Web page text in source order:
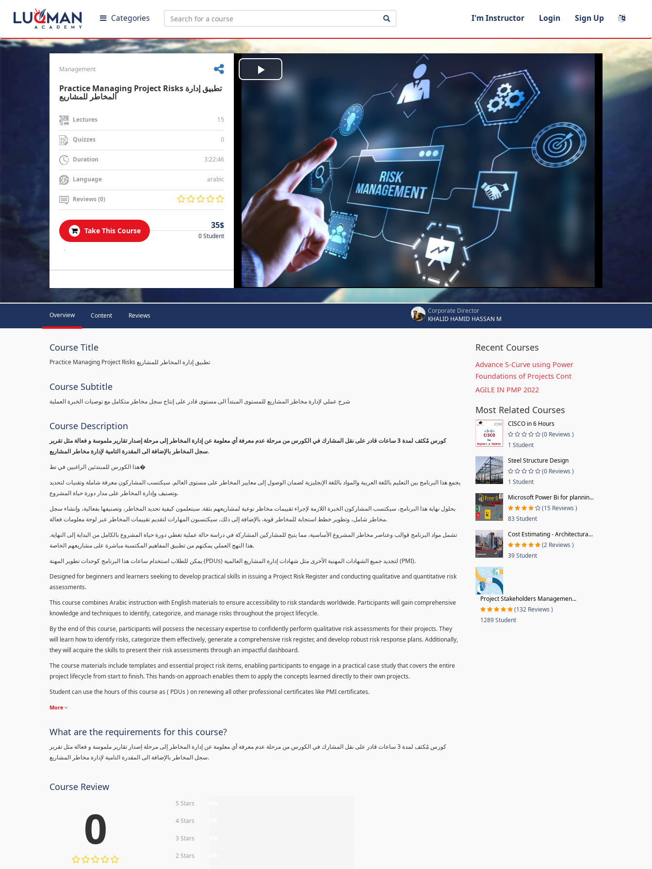
Categories I'm Instructor Login Sign Up
Management
Practice Managing Project Risks تطبيق إدارة
المخاطر للمشاريع
Lectures 15
Quizzes 0
Duration 3:22:46
Language arabic
Reviews (0)
Take This Course
35$
0 Student
.
Play
Video
Overview Content Reviews
Corporate Director
KHALID HAMID HASSAN M
Course Title
Practice Managing Project Risks تطبيق إدارة المخاطر للمشاريع
Course Subtitle
شرح عملي لإدارة مخاطر المشاريع للمستوى المبتدأ الى مستوى قادر على إنتاج سجل مخاطر متكامل مع توصيات الخبرة العملية
Course Description
كورس مٌكثف لمدة 3 ساعات قادر على نقل المشارك في الكورس من مرحلة عدم معرفة أي معلومة عن إدارة المخاطر إلى مرحلة إصدار تقارير ملموسة و فعالة مثل تقرير
سجل المخاطر بالإضافة الى المقدرة التامية لإدارة مخاطر المشاريع.
هذا الكورس للمبتدئين الراغبين في تط�
يجمع هذا البرنامج بين التعليم باللغة العربية والمواد باللغة الإنجليزية لضمان الوصول إلى معايير المخاطر على مستوى العالم. سيكتسب المشاركون معرفة شاملة وتقنيات لتحديد
وتصنيف وإدارة المخاطر على مدار دورة حياة المشروع.
بحلول نهاية هذا البرنامج، سيكتسب المشاركون الخبرة اللازمة لإجراء تقييمات مخاطر نوعية لمشاريعهم بثقة. سيتعلمون كيفية تحديد المخاطر، وتصنيفها بفعالية، وإنشاء سجل
مخاطر شامل، وتطوير خطط استجابة للمخاطر قوية. بالإضافة إلى ذلك، سيكتسبون المهارات لتقديم تقييمات المخاطر عبر لوحة معلومات فعالة.
تشمل مواد البرنامج قوالب وعناصر مخاطر المشروع الأساسية، مما يتيح للمشاركين المشاركة في دراسة حالة عملية تغطي دورة حياة المشروع بالكامل من البداية إلى النهاية.
هذا النهج العملي يمكنهم من تطبيق المفاهيم المكتسبة مباشرة على مشاريعهم الخاصة.
يمكن للطلاب استخدام ساعات هذا البرنامج كوحدات تطوير المهنة (PDUs) لتجديد جميع الشهادات المهنية الأخرى مثل شهادات إدارة المشاريع العالمية (PMI).
Designed for beginners and learners seeking to develop practical skills in issuing a Project Risk Register and conducting qualitative and quantitative risk
assessments.
This course combines Arabic instruction with English materials to ensure accessibility to risk standards worldwide. Participants will gain comprehensive
knowledge and techniques to identify, categorize, and manage risks throughout the project lifecycle.
By the end of this course, participants will possess the necessary expertise to confidently perform qualitative risk assessments for their projects. They
will learn how to identify risks, categorize them effectively, generate a comprehensive risk register, and develop robust risk response plans. Additionally,
they will acquire the skills to present their risk assessments through an impactful dashboard.
The course materials include templates and essential project risk items, enabling participants to engage in a practical case study that covers the entire
project lifecycle from start to finish. This hands-on approach enables them to apply the concepts learned directly to their own projects.
Student can use the hours of this course as ( PDUs ) on renewing all other professional certificates like PMI certificates.
More
What are the requirements for this course?
كورس مٌكثف لمدة 3 ساعات قادر على نقل المشارك في الكورس من مرحلة عدم معرفة أي معلومة عن إدارة المخاطر إلى مرحلة إصدار تقارير ملموسة و فعالة مثل تقرير
سجل المخاطر بالإضافة الى المقدرة التامية لإدارة مخاطر المشاريع.
Course Review
0 5 Stars
4 Stars
3 Stars
2 Stars
Recent Courses
Advance S-Curve using Power
Foundations of Projects Cont
AGILE IN PMP 2022
Most Related Courses
CISCO in 6 Hours
(0 Reviews )
1 Student
Steel Structure Design
(0 Reviews )
1 Student
Microsoft Power Bi for plannin...
(15 Reviews )
83 Student
Cost Estimating - Architectura...
(2 Reviews )
39 Student
Project Stakeholders Managemen...
(132 Reviews )
1289 Student